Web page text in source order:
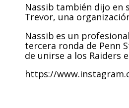
Nassib también dijo en
Trevor, una
Nassib es un
tercera ronda de Penn
de unirse a los Raiders
https://